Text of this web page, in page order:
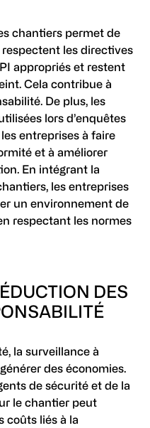
chantiers permet de
respectent les directives
appropriés et restent
Cela contribue à
De plus, les
lors d’enquêtes
entreprises à faire
et à améliorer
En intégrant la
les entreprises
un environnement de
respectant les normes
DES
la surveillance à
des économies.
de sécurité et de la
le chantier peut
coûts liés à la